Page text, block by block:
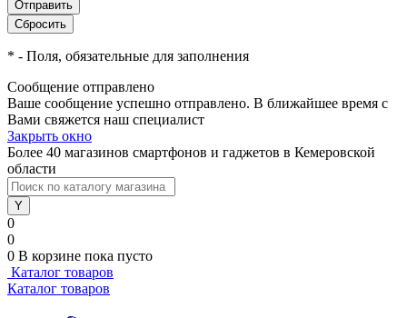
* - Поля, обязательные для заполнения
Сообщение отправлено
Ваше сообщение успешно отправлено. В ближайшее время с
Вами свяжется наш специалист
Закрыть окно
Более 40 магазинов смартфонов и гаджетов в Кемеровской
области
0
0
0 В корзине пока пусто
Каталог товаров
Каталог товаров